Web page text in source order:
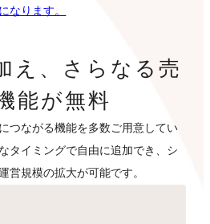
なります。
え、さらなる売
能が無料
つながる機能を多数ご用意してい
タイミングで自由に追加でき、シ
営規模の拡大が可能です。